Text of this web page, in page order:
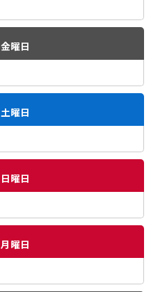
金曜日
土曜日
日曜日
月曜日